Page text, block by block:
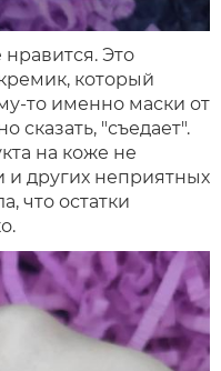
нравится. Это
который
то именно маски от
сказать, "съедает".
на коже не
и других неприятных
что остатки